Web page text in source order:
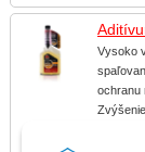
Vysoko
ochranu